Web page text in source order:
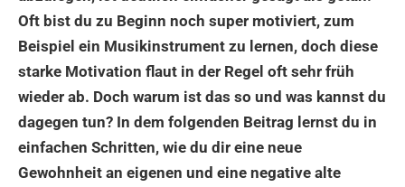
Oft bist du zu Beginn noch super motiviert, zum
Beispiel ein Musikinstrument zu lernen, doch diese
starke Motivation flaut in der Regel oft sehr früh
wieder ab. Doch warum ist das so und was kannst du
dagegen tun? In dem folgenden Beitrag lernst du in
einfachen Schritten, wie du dir eine neue
Gewohnheit an eigenen und eine negative alte